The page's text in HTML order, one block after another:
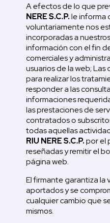
A efectos de lo que
NERE S.C.P.le informa
voluntariamente nos
incorporadas a
información con el fin
comerciales y
usuarios de la web;
para realizar los
responder a las
informaciones
las prestaciones de
contratados o
todas aquellas
RIU NERE S.C.P.por el
reseñadas y remitir el
página web.
El firmante garantiza la
aportados y se
cualquier cambio que
mismos.